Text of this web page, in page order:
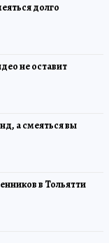
долго
не оставит
а смеяться вы
в Тольятти